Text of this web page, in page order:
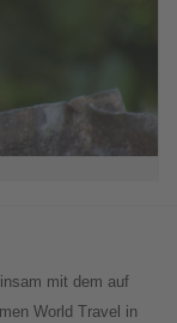
mit dem auf
World Travel in